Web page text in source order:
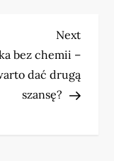
Next
Post
Next
bez chemii –
dać drugą
szansę?